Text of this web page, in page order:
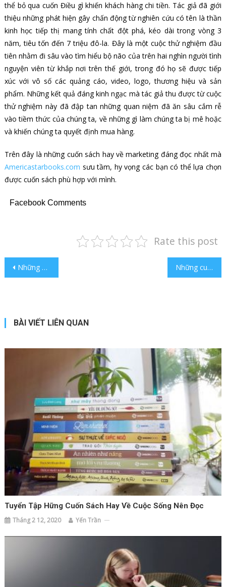
thể bỏ qua cuốn Điều gì khiến khách hàng chi tiền. Tác giả đã giới
thiệu những phát hiện gây chấn động từ nghiên cứu có tên là thần
kinh học tiếp thị mang tính chất đột phá, kéo dài trong vòng 3
năm, tiêu tốn đến 7 triệu đô-la. Đây là một cuộc thử nghiệm đầu
tiên nhằm đi sâu vào tìm hiểu bộ não của trên hai nghìn người tình
nguyện viên từ khắp nơi trên thế giới, trong đó họ sẽ được tiếp
xúc với vô số các quảng cáo, video, logo, thương hiệu và sản
phẩm. Những kết quả đáng kinh ngạc mà tác giả thu được từ cuộc
thử nghiệm này đã đập tan những quan niệm đã ăn sâu cắm rễ
vào tiềm thức của chúng ta, về những gì làm chúng ta bị mê hoặc
và khiến chúng ta quyết định mua hàng.
Trên đây là những cuốn sách hay về marketing đáng đọc nhất mà
Americastarbooks.com sưu tầm, hy vọng các bạn có thể lựa chọn
được cuốn sách phù hợp với mình.
Facebook Comments
Rate this post
Điều hướng bài viết
Những cuốn sách hay về kinh doanh đáng đọc nhất Những cuốn sách hay về chứng khoán không thể bỏ qua
BÀI VIẾT LIÊN QUAN
Tuyển Tập Hững Cuốn Sách Hay Về Cuộc Sống Nên Đọc
Tháng 2 12, 2020 Yến Trần